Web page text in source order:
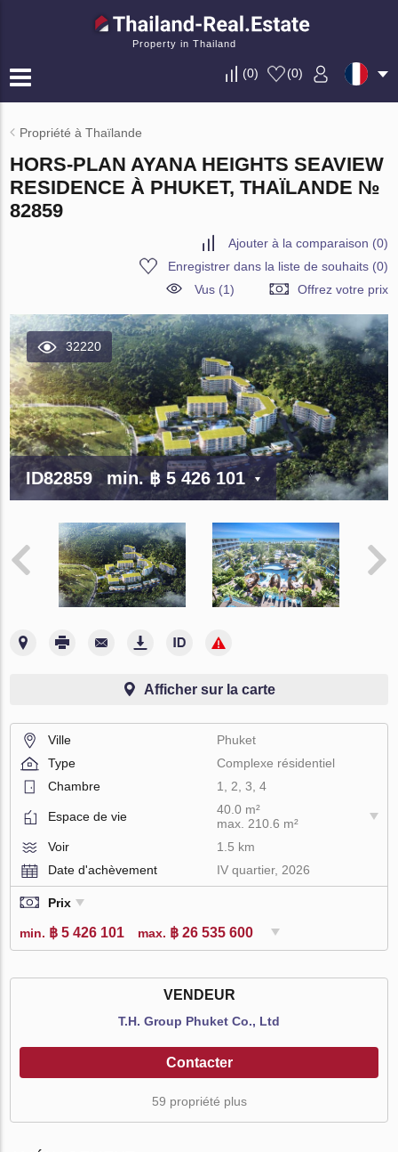
Property in Thailand
(0) (0)
Propriété à Thaïlande
HORS-PLAN AYANA HEIGHTS SEAVIEW
RESIDENCE À PHUKET, THAÏLANDE №
82859
Ajouter à la comparaison (0)
Enregistrer dans la liste de souhaits(0)
Vus (1)
Offrez votre prix
32220
ID82859 min.฿ 5 426 101
Afficher sur la carte
Ville
Phuket
Type
Complexe résidentiel
Chambre
1, 2, 3, 4
Espace de vie
40.0 m²
max. 210.6 m²
Voir
1.5 km
Date d'achèvement
IV quartier, 2026
Prix
min. ฿ 5 426 101 max. ฿ 26 535 600
VENDEUR
T.H. Group Phuket Co., Ltd
Contacter
59 propriété plus